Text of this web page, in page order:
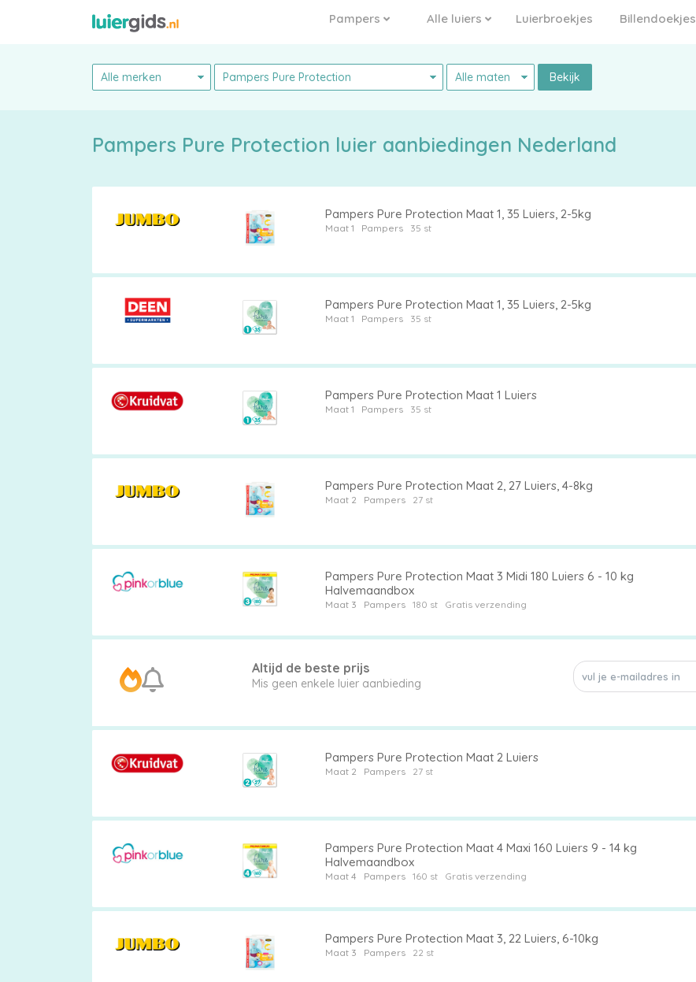
Billendoekjes
vergelijken
Pampers Alle luiers Luierbroekjes Billendoekjes
Bekijk
Pampers Pure Protection luier aanbiedingen Nederland
Pampers Pure Protection Maat 1, 35 Luiers, 2-5kg
Maat 1 Pampers
Pampers Pure Protection Maat 1, 35 Luiers, 2-5kg
Maat 1 Pampers
Pampers Pure Protection Maat 1 Luiers
Maat 1 Pampers
Pampers Pure Protection Maat 2, 27 Luiers, 4-8kg
Maat 2 Pampers
Pampers Pure Protection Maat 3 Midi 180 Luiers 6 - 10 kg
Halvemaandbox
Maat 3 Pampers Gratis verzending
Altijd de beste prijs
Mis geen enkele luier aanbieding
Pampers Pure Protection Maat 2 Luiers
Maat 2 Pampers
Pampers Pure Protection Maat 4 Maxi 160 Luiers 9 - 14 kg
Halvemaandbox
Maat 4 Pampers Gratis verzending
Pampers Pure Protection Maat 3, 22 Luiers, 6-10kg
Maat 3 Pampers